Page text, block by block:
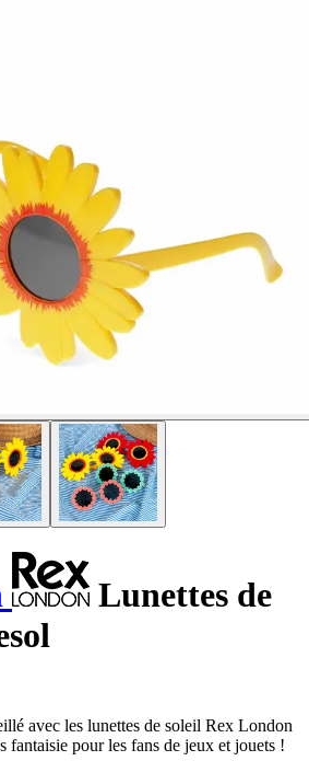
Lunettes de
avec les lunettes de soleil Rex London
fantaisie pour les fans de jeux et jouets !